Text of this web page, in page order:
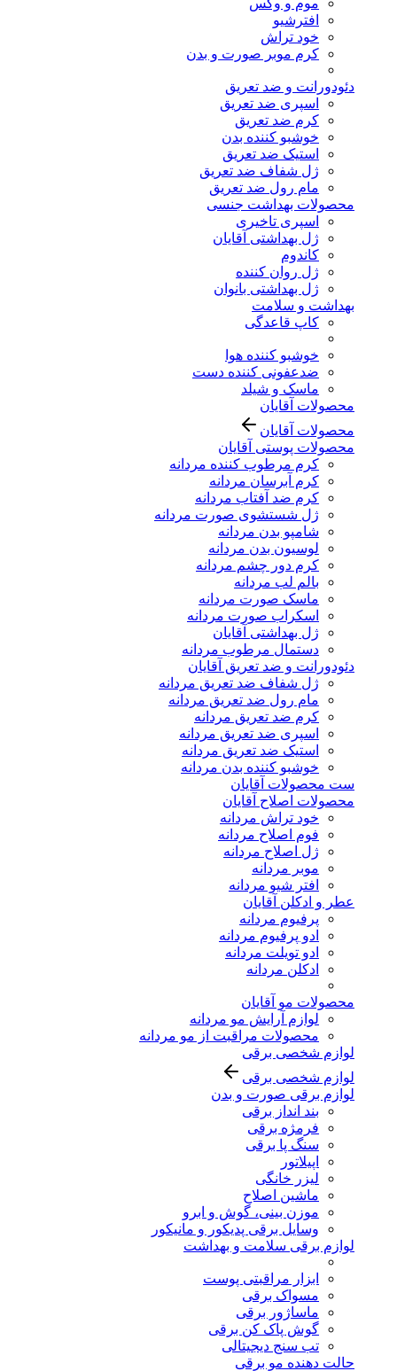
موم و وکس
افترشیو
خود تراش
کرم موبر صورت و بدن
دئودورانت و ضد تعریق
اسپری ضد تعریق
کرم ضد تعریق
خوشبو کننده بدن
استیک ضد تعریق
ژل شفاف ضد تعریق
مام رول ضد تعریق
محصولات بهداشت جنسی
اسپری تاخیری
ژل بهداشتی آقایان
کاندوم
ژل روان کننده
ژل بهداشتی بانوان
بهداشت و سلامت
کاپ قاعدگی
خوشبو کننده هوا
ضدعفونی کننده دست
ماسک و شیلد
محصولات آقایان
محصولات آقایان
محصولات پوستی آقایان
کرم مرطوب کننده مردانه
کرم آبرسان مردانه
کرم ضد آفتاب مردانه
ژل شستشوی صورت مردانه
شامپو بدن مردانه
لوسیون بدن مردانه
کرم دور چشم مردانه
بالم لب مردانه
ماسک صورت مردانه
اسکراب صورت مردانه
ژل بهداشتی آقایان
دستمال مرطوب مردانه
دئودورانت و ضد تعریق آقایان
ژل شفاف ضد تعریق مردانه
مام رول ضد تعریق مردانه
کرم ضد تعریق مردانه
اسپری ضد تعریق مردانه
استیک ضد تعریق مردانه
خوشبو کننده بدن مردانه
ست محصولات آقایان
محصولات اصلاح آقایان
خود تراش مردانه
فوم اصلاح مردانه
ژل اصلاح مردانه
موبر مردانه
افتر شیو مردانه
عطر و ادکلن آقایان
پرفیوم مردانه
ادو پرفیوم مردانه
ادو تویلت مردانه
ادکلن مردانه
محصولات مو آقایان
لوازم آرایش مو مردانه
محصولات مراقبت از مو مردانه
لوازم شخصی برقی
لوازم شخصی برقی
لوازم برقی صورت و بدن
بند انداز برقی
فرمژه برقی
سنگ پا برقی
اپیلاتور
لیزر خانگی
ماشین اصلاح
موزن بینی، گوش و ابرو
وسایل برقی پدیکور و مانیکور
لوازم برقی سلامت و بهداشت
ابزار مراقبتی پوست
مسواک برقی
ماساژور برقی
گوش پاک کن برقی
تب سنج دیجیتالی
حالت دهنده مو برقی